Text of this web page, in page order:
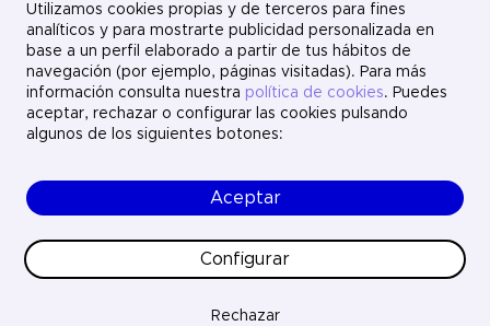
Únete
Contacto
LinkedIn
X
Instagram
YouTube
© Ayesa Digital. Todos los derechos reservados.
Política de cookies
Política de privacidad
Ética y cumplimiento
Utilizamos cookies propias y de terceros para fines
analíticos y para mostrarte publicidad personalizada en
base a un perfil elaborado a partir de tus hábitos de
navegación (por ejemplo, páginas visitadas). Para más
información consulta nuestra política de cookies. Puedes
aceptar, rechazar o configurar las cookies pulsando
algunos de los siguientes botones:
Aceptar
Configurar
Rechazar